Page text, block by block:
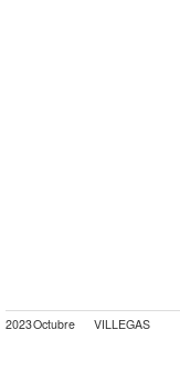
2023Octubre VILLEGAS